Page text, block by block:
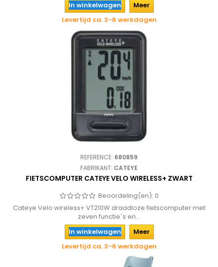
In winkelwagen
Meer
Levertijd ca. 3-6 werkdagen
REFERENCE: 680859
FABRIKANT: CATEYE
FIETSCOMPUTER CATEYE VELO WIRELESS+ ZWART
Beoordeling(en): 0
Cateye Velo wireless+ VT210W draadloze fietscomputer met
zeven functie´s en...
In winkelwagen
Meer
Levertijd ca. 3-6 werkdagen